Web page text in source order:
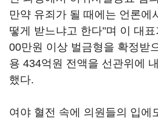
만약 유죄가 될 때에는 언론에
떻게 받느냐고 한다"며 이 대
00만원 이상 벌금형을 확정받
용 434억원 전액을 선관위에
했다.
여야 혈전 속에 의원들의 입에